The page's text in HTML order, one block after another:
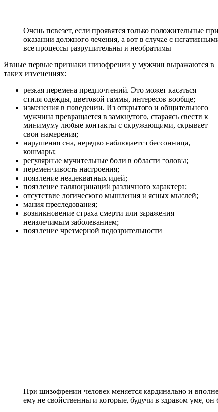
Очень повезет, если проявятся только положительные
оказании должного лечения, а вот в случае с
все процессы разрушительны и необратимы
Явные первые признаки шизофрении у мужчин выражаются в
таких изменениях:
резкая перемена предпочтений. Это может касаться
стиля одежды, цветовой гаммы, интересов вообще;
изменения в поведении. Из открытого и общительного
мужчина превращается в замкнутого, стараясь свести к
минимуму любые контакты с окружающими, скрывает
свои намерения;
нарушения сна, нередко наблюдается бессонница,
кошмары;
регулярные мучительные боли в области головы;
переменчивость настроения;
появление неадекватных идей;
появление галлюцинаций различного характера;
отсутствие логического мышления и ясных мыслей;
мания преследования;
возникновение страха смерти или заражения
неизлечимым заболеванием;
появление чрезмерной подозрительности.
При шизофрении человек меняется кардинально и
ему не свойственны и которые, будучи в здравом уме, он